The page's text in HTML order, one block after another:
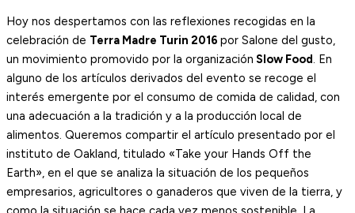
Hoy nos despertamos con las reflexiones recogidas en la
celebración de Terra Madre Turin 2016 por Salone del gusto,
un movimiento promovido por la organización Slow Food. En
alguno de los artículos derivados del evento se recoge el
interés emergente por el consumo de comida de calidad, con
una adecuación a la tradición y a la producción local de
alimentos. Queremos compartir el artículo presentado por el
instituto de Oakland, titulado «Take your Hands Off the
Earth», en el que se analiza la situación de los pequeños
empresarios, agricultores o ganaderos que viven de la tierra, y